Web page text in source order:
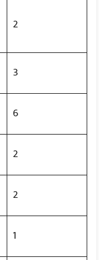
2
3
6
2
2
1